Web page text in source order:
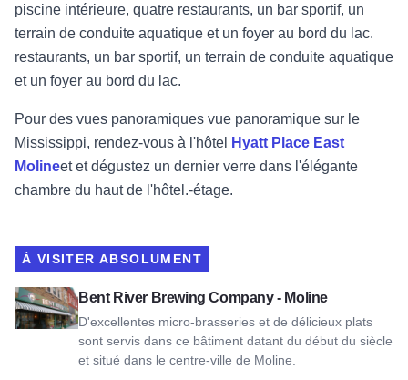
piscine intérieure, quatre restaurants, un bar sportif, un
terrain de conduite aquatique et un foyer au bord du lac.
restaurants, un bar sportif, un terrain de conduite aquatique
et un foyer au bord du lac.
Pour des vues panoramiques vue panoramique sur le
Mississippi, rendez-vous à l'hôtel
Hyatt Place East
Molineetet dégustez un dernier verre dans l'élégante
chambre du haut de l'hôtel.-étage.
À VISITER ABSOLUMENT
Bent River Brewing Company - Moline
D'excellentes micro-brasseries et de délicieux plats
sont servis dans ce bâtiment datant du début du siècle
et situé dans le centre-ville de Moline.
Voir Bent River Brewing Company - Moline